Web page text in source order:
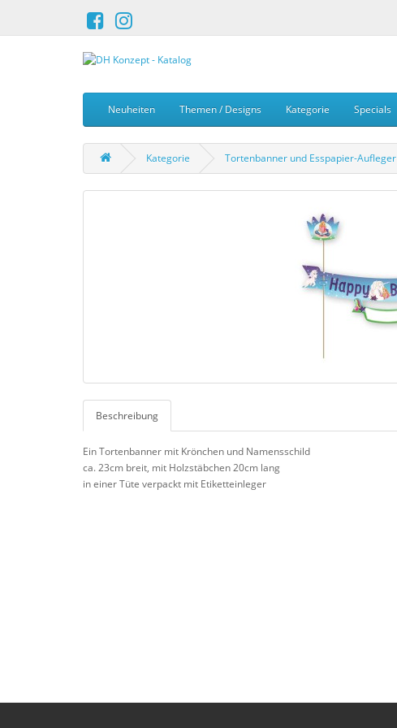
Neuheiten Themen / Designs Kategorie Specials
Kategorie Tortenbanner und Esspapier-Aufleger
Beschreibung
Ein Tortenbanner mit Krönchen und Namensschild
ca. 23cm breit, mit Holzstäbchen 20cm lang
in einer Tüte verpackt mit Etiketteinleger